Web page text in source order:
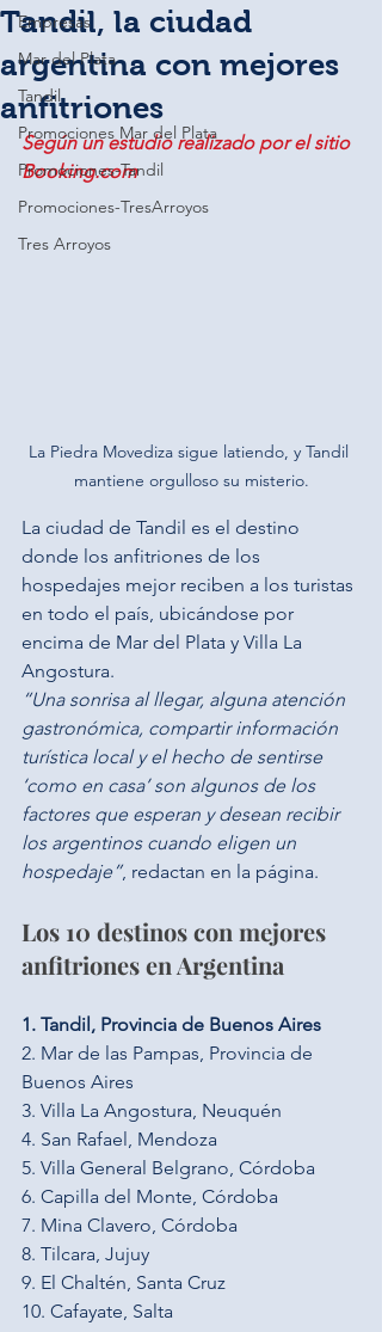
Empresas
Mar del Plata
Tandil
Promociones Mar del Plata
Promociones-Tandil
Promociones-TresArroyos
Tres Arroyos
Tandil, la ciudad
argentina con mejores
anfitriones
Según un estudio realizado por el sitio
Booking.com
La Piedra Movediza sigue latiendo, y Tandil
mantiene orgulloso su misterio.
La ciudad de Tandil es el destino
donde los anfitriones de los
hospedajes mejor reciben a los turistas
en todo el país, ubicándose por
encima de Mar del Plata y Villa La
Angostura.
“Una sonrisa al llegar, alguna atención
gastronómica, compartir información
turística local y el hecho de sentirse
‘como en casa’ son algunos de los
factores que esperan y desean recibir
los argentinos cuando eligen un
hospedaje”, redactan en la página.
Los 10 destinos con mejores
anfitriones en Argentina
1. Tandil, Provincia de Buenos Aires
2. Mar de las Pampas, Provincia de
Buenos Aires
3. Villa La Angostura, Neuquén
4. San Rafael, Mendoza
5. Villa General Belgrano, Córdoba
6. Capilla del Monte, Córdoba
7. Mina Clavero, Córdoba
8. Tilcara, Jujuy
9. El Chaltén, Santa Cruz
10. Cafayate, Salta